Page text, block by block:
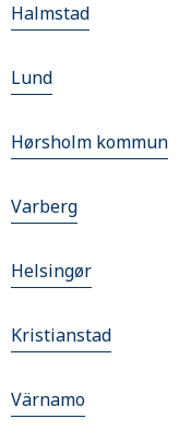
Halmstad
Lund
Hørsholm kommun
Varberg
Helsingør
Kristianstad
Värnamo